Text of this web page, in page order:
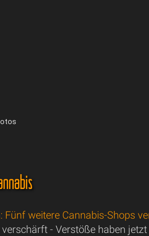
Fünf weitere Cannabis-Shops
- Verstöße haben